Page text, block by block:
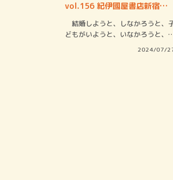
vol.156 紀伊國屋書店新宿本
店 竹田勇生さ…
結婚しようと、しなかろうと、
どもがいようと、いなかろうと、
2024/07/